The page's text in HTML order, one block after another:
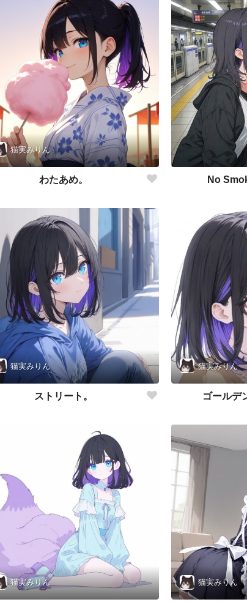
猫実みりん
わたあめ。 No
猫実みりん
ストリート。
猫実みりん
ゴールデ
猫実みりん 猫実みりん